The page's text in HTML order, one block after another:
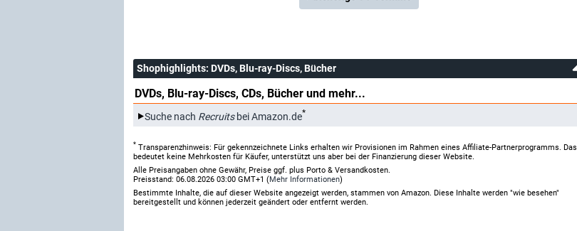
Shophighlights: DVDs, Blu-ray-Discs, Bücher
DVDs, Blu-ray-Discs, CDs, Bücher und mehr...
Suche nach Recruitsbei Amazon.de*
* Transparenzhinweis: Für gekennzeichnete Links erhalten wir Provisionen im Rahmen eines Affiliate-Partnerprogramms. Das
bedeutet keine Mehrkosten für Käufer, unterstützt uns aber bei der Finanzierung dieser Website.
Alle Preisangaben ohne Gewähr, Preise ggf. plus Porto & Versandkosten.
Preisstand: 06.08.2026 03:00 GMT+1 (Mehr Informationen)
Bestimmte Inhalte, die auf dieser Website angezeigt werden, stammen von Amazon. Diese Inhalte werden "wie besehen"
bereitgestellt und können jederzeit geändert oder entfernt werden.